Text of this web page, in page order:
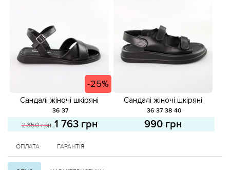
-25%
Сандалі жіночі шкіряні
588305 Чорні розпродаж
36 37
2 350 грн 1 763 грн
Сандалі жіночі шкіряні
588996 Чорні
36 37 38 40
990 грн
ОПЛАТА ГАРАНТІЯ